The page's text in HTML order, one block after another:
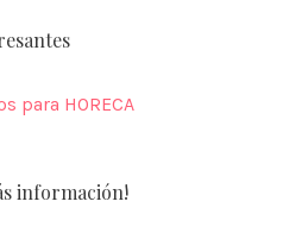
para HORECA
información!